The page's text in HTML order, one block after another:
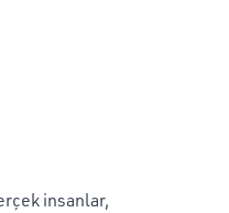
insanlar,